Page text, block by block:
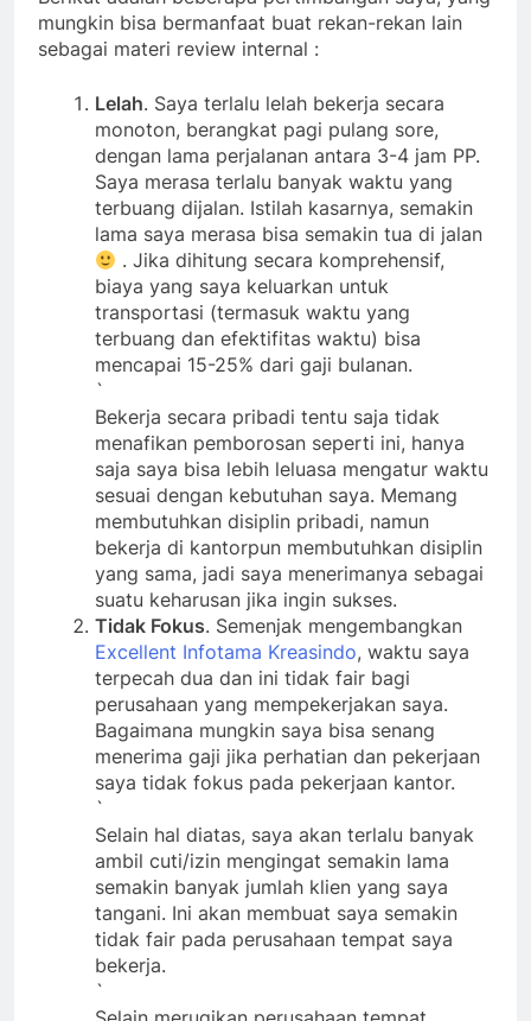
Berikut adalah beberapa pertimbangan saya, yang
mungkin bisa bermanfaat buat rekan-rekan lain
Lelah. Saya terlalu lelah bekerja secara
monoton, berangkat pagi pulang sore,
dengan lama perjalanan antara 3-4 jam PP.
Saya merasa terlalu banyak waktu yang
terbuang dijalan. Istilah kasarnya, semakin
lama saya merasa bisa semakin tua di jalan
. Jika dihitung secara komprehensif,
biaya yang saya keluarkan untuk
transportasi (termasuk waktu yang
terbuang dan efektifitas waktu) bisa
mencapai 15-25% dari gaji bulanan.
`
Bekerja secara pribadi tentu saja tidak
menafikan pemborosan seperti ini, hanya
saja saya bisa lebih leluasa mengatur waktu
sesuai dengan kebutuhan saya. Memang
membutuhkan disiplin pribadi, namun
bekerja di kantorpun membutuhkan disiplin
yang sama, jadi saya menerimanya sebagai
suatu keharusan jika ingin sukses.
Tidak Fokus. Semenjak mengembangkan
Excellent Infotama Kreasindo, waktu saya
terpecah dua dan ini tidak fair bagi
perusahaan yang mempekerjakan saya.
Bagaimana mungkin saya bisa senang
menerima gaji jika perhatian dan pekerjaan
saya tidak fokus pada pekerjaan kantor.
`
Selain hal diatas, saya akan terlalu banyak
ambil cuti/izin mengingat semakin lama
semakin banyak jumlah klien yang saya
tangani. Ini akan membuat saya semakin
tidak fair pada perusahaan tempat saya
bekerja.
`